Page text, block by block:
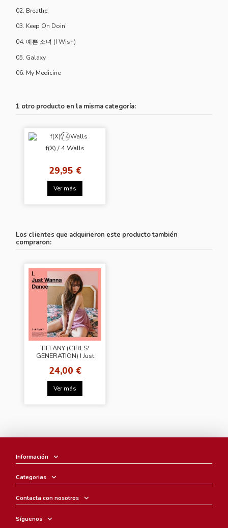
02. Breathe
03. Keep On Doin’
04. 예쁜 소녀 (I Wish)
05. Galaxy
06. My Medicine
1 otro producto en la misma categoría:
f(X) / 4 Walls
29,95 €
Ver más
Los clientes que adquirieron este producto también
compraron:
TIFFANY (GIRLS'
GENERATION) I Just
24,00 €
Ver más
Información
Categorias
Contacta con nosotros
Síguenos